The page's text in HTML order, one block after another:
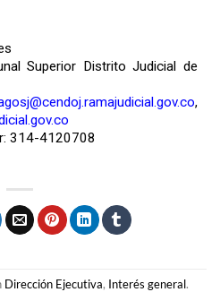
Superior Distrito Judicial de
,
314-4120708
Dirección Ejecutiva, Interés general.